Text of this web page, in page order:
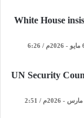
White House
الأربعاء - 19 ذو القعدة - 1447هـ / 6 مايو - 2026م / 6:26
UN Security
الأربعاء - 22 رمضان - 1447هـ / 11 مارس - 2026م / 2:51